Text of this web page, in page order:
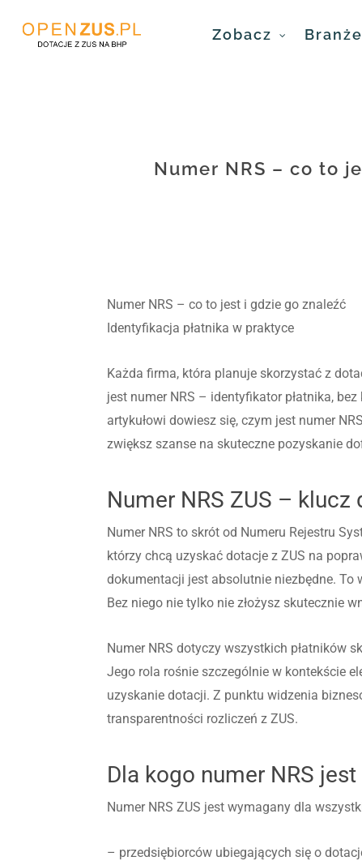
Zobacz
Numer NRS – co to
Numer NRS – co to jest i gdzie go znaleźć
Identyfikacja płatnika w praktyce
Każda firma, która planuje skorzystać z
jest numer NRS – identyfikator płatnika,
artykułowi dowiesz się, czym jest numer
zwiększ szanse na skuteczne pozyskanie
Numer NRS ZUS –
Numer NRS to skrót od Numeru Rejestru
którzy chcą uzyskać dotacje z ZUS na
dokumentacji jest absolutnie niezbędne. To
Bez niego nie tylko nie złożysz skutecznie
Numer NRS dotyczy wszystkich płatników
Jego rola rośnie szczególnie w kontekście
uzyskanie dotacji. Z punktu widzenia
transparentności rozliczeń z ZUS.
Dla kogo numer NRS
Numer NRS ZUS jest wymagany dla
– przedsiębiorców ubiegających się o